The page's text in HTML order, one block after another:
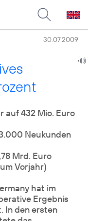
30.07.2009
auf 432 Mio. Euro
Neukunden
Mrd. Euro
Vorjahr)
hat im
Ergebnis
In den ersten